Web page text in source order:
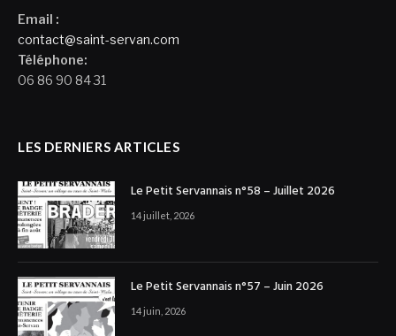
Email :
contact@saint-servan.com
Téléphone:
06 86 90 84 31
LES DERNIERS ARTICLES
Le Petit Servannais n°58 – Juillet 2026
14 juillet, 2026
Le Petit Servannais n°57 – Juin 2026
14 juin, 2026